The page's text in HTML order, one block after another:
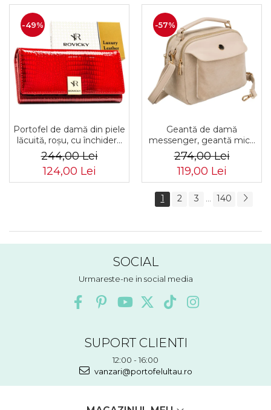
-49%
Portofel de damă din piele
lăcuită, roșu, cu închidere
cu capsă - Rovicky PTR-
RH-22-1-RS RED
244,00 Lei
124,00 Lei
-57%
Geantă de damă
messenger, geantă mică
de umăr, piele ecologică,
geantă bej cu fermoar la
modă - Peterson PTR-PTN
MX02-P-7717-D.BE
274,00 Lei
119,00 Lei
1 2 3 ... 140
SOCIAL
Urmareste-ne in social media
SUPORT CLIENTI
12:00 - 16:00
vanzari@portofelultau.ro